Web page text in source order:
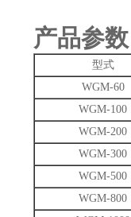
产品参数
型式
WGM-60
WGM-100
WGM-200
WGM-300
WGM-500
WGM-800